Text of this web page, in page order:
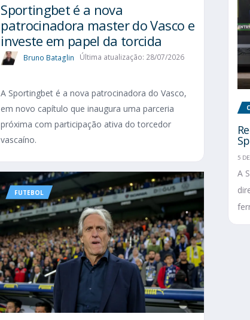
Sportingbet é a nova
patrocinadora master do Vasco e
investe em papel da torcida
Bruno Bataglin Última atualização: 28/07/2026
A Sportingbet é a nova patrocinadora do Vasco,
em novo capítulo que inaugura uma parceria
próxima com participação ativa do torcedor
vascaíno.
FUTEBOL
5
A